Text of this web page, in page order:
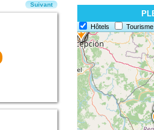
Suivant
Hôtels Tourisme
10
9
8